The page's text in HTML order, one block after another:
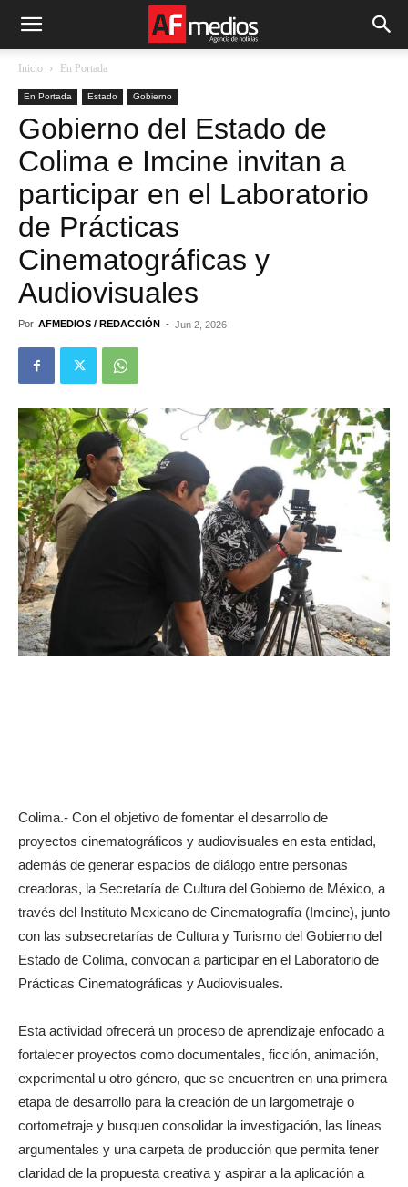
Inicio En Portada
En Portada Estado Gobierno
Gobierno del Estado de
Colima e Imcine invitan a
participar en el Laboratorio
de Prácticas
Cinematográficas y
Audiovisuales
Por AFMEDIOS / REDACCIÓN - Jun 2, 2026
Colima.- Con el objetivo de fomentar el desarrollo de
proyectos cinematográficos y audiovisuales en esta entidad,
además de generar espacios de diálogo entre personas
creadoras, la Secretaría de Cultura del Gobierno de México, a
través del Instituto Mexicano de Cinematografía (Imcine), junto
con las subsecretarías de Cultura y Turismo del Gobierno del
Estado de Colima, convocan a participar en el Laboratorio de
Prácticas Cinematográficas y Audiovisuales.
Esta actividad ofrecerá un proceso de aprendizaje enfocado a
fortalecer proyectos como documentales, ficción, animación,
experimental u otro género, que se encuentren en una primera
etapa de desarrollo para la creación de un largometraje o
cortometraje y busquen consolidar la investigación, las líneas
argumentales y una carpeta de producción que permita tener
claridad de la propuesta creativa y aspirar a la aplicación a